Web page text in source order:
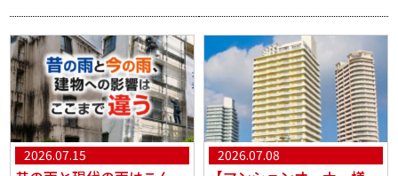
2026.07.15 2026.07.08